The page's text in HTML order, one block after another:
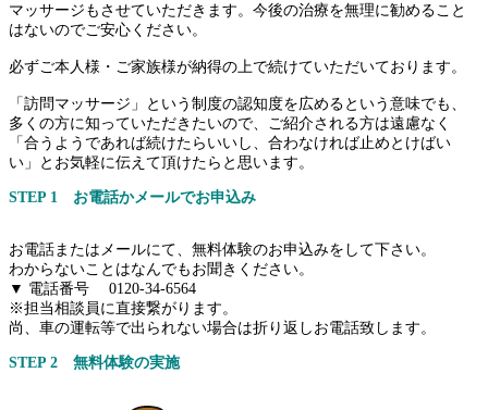
マッサージもさせていただきます。今後の治療を無理に勧めること
はないのでご安心ください。
必ずご本人様・ご家族様が納得の上で続けていただいております。
「訪問マッサージ」という制度の認知度を広めるという意味でも、
多くの方に知っていただきたいので、ご紹介される方は遠慮なく
「合うようであれば続けたらいいし、合わなければ止めとけばい
い」とお気軽に伝えて頂けたらと思います。
STEP 1 お電話かメールでお申込み
お電話またはメールにて、無料体験のお申込みをして下さい。
わからないことはなんでもお聞きください。
▼ 電話番号 0120-34-6564
※担当相談員に直接繋がります。
尚、車の運転等で出られない場合は折り返しお電話致します。
STEP 2 無料体験の実施